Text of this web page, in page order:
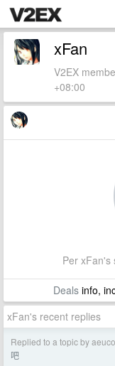
xFan
V2EX
+08:00
Per xFan's
Dealsinfo,
xFan's recent replies
Replied to a topic by
吧